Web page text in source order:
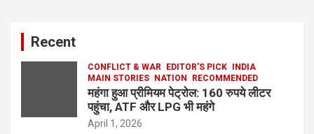
Recent
CONFLICT & WAR EDITOR'S PICK
INDIA
MAIN STORIES
NATION RECOMMENDED
महंगा हुआ प्रीमियम पेट्रोल: 160 रुपये लीटर
पहुंचा, ATF और LPG भी महंगे
April 1, 2026